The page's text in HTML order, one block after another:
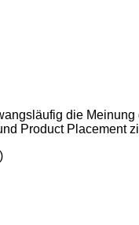
die
Product Placement